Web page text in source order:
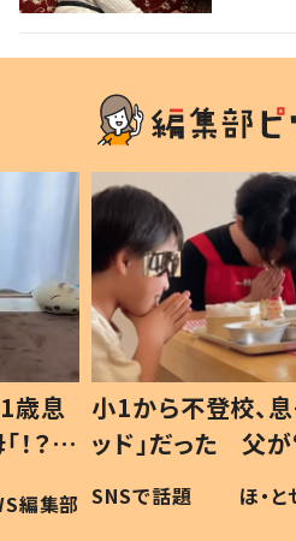
フテ
食”を
編集部
ひ孫にデレデレ
が、抱っこすると
「涙が出ました」
い」
ほ・